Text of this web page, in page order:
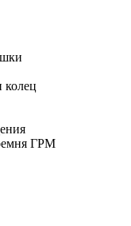
колец
ГРМ